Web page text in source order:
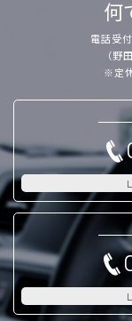
何
電話受
（野
※定